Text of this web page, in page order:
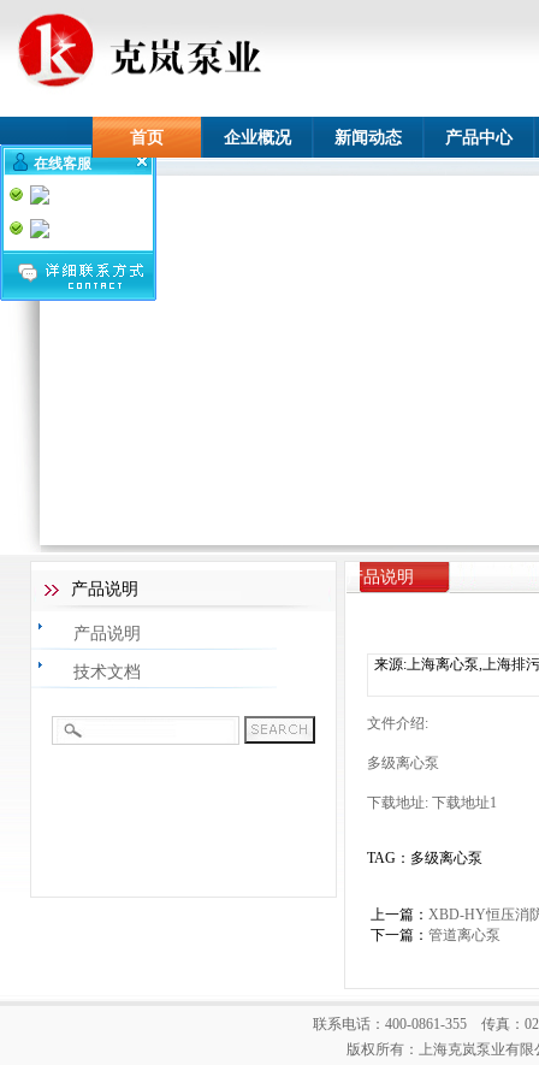
首页 企业概况 新闻动态 产品中心
产品说明
产品说明
技术文档
产品说明
来源:上海离心泵,上海排
文件介绍:
多级离心泵
下载地址: 下载地址1
TAG：多级离心泵
上一篇： XBD-HY恒压消
下一篇： 管道离心泵
联系电话：400-0861-355 传真：
版权所有：上海克岚泵业有
在线客服